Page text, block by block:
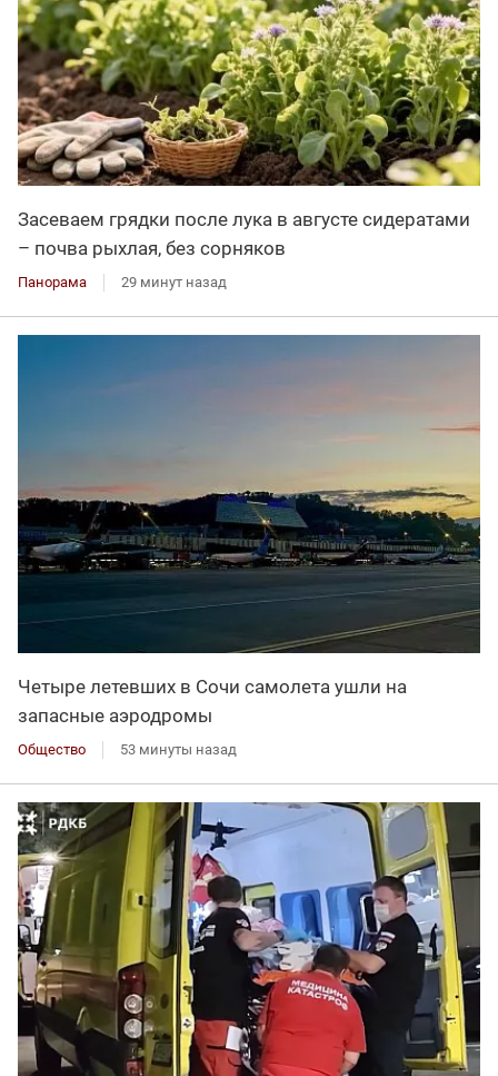
Засеваем грядки после лука в августе сидератами
– почва рыхлая, без сорняков
Панорама 29 минут назад
Четыре летевших в Сочи самолета ушли на
запасные аэродромы
Общество 53 минуты назад